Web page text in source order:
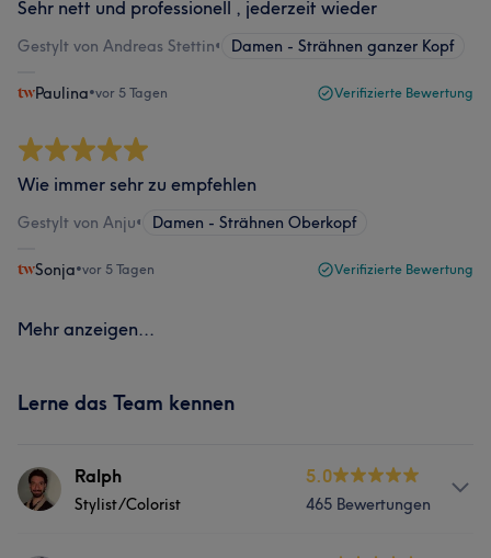
Sehr nett und professionell , jederzeit wieder
Gestylt von Andreas Stettin• Damen - Strähnen ganzer Kopf
Paulina•vor 5 Tagen Verifizierte Bewertung
Wie immer sehr zu empfehlen
Gestylt von Anju• Damen - Strähnen Oberkopf
Sonja•vor 5 Tagen Verifizierte Bewertung
Mehr anzeigen...
Lerne das Team kennen
Ralph
Stylist/Colorist
5.0
465 Bewertungen